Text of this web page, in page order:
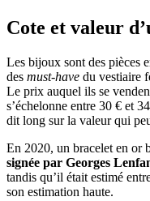
Cote et valeur
Les bijoux sont des pièces
des must-have du vestiaire
Le prix auquel ils se
s’échelonne entre 30 € et
dit long sur la valeur qui
En 2020, un bracelet en or
signée par Georges
tandis qu’il était estimé
son estimation haute.